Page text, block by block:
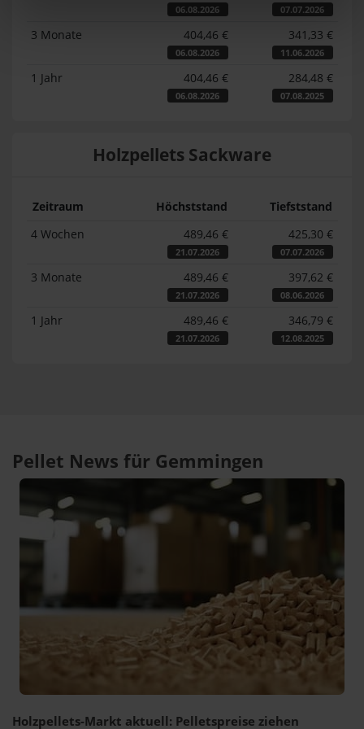
06.08.2026 07.07.2026
3 Monate 404,46 €
06.08.2026
341,33 €
11.06.2026
1 Jahr 404,46 €
06.08.2026
284,48 €
07.08.2025
Holzpellets Sackware
Zeitraum Höchststand
Tiefststand
4 Wochen
489,46 €
21.07.2026
425,30 €
07.07.2026
3 Monate 489,46 €
21.07.2026
397,62 €
08.06.2026
1 Jahr 489,46 €
21.07.2026
346,79 €
12.08.2025
Pellet News für Gemmingen
Holzpellets-Markt aktuell: Pelletspreise ziehen